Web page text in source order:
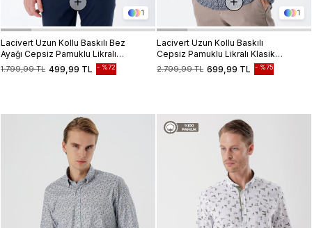
1
Lacivert Uzun Kollu Baskılı Bez
Ayağı Cepsiz Pamuklu Likralı
Klasik Slim Fit Gömlek
1004235208
499,99 TL
1.799,99 TL %72
1
Lacivert Uzun Kollu Baskılı
Cepsiz Pamuklu Likralı Klasik
Slim Fit Gömlek 1004235127
699,99 TL
2.799,99 TL %75